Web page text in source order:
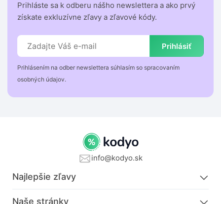
Prihláste sa k odberu nášho newslettera a ako prvý
získate exkluzívne zľavy a zľavové kódy.
Prihlásiť
Prihlásením na odber newslettera súhlasím so spracovaním
osobných údajov.
info@kodyo.sk
Najlepšie zľavy
Naše stránky